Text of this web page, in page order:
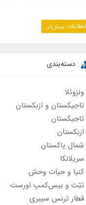
اطلاعات بیش‌تر
دسته‌بندی
ونزوئلا
تاجیکستان و ازبکستان
تاجیکستان
ازبکستان
شمال پاکستان
سریلانکا
کنیا و حیات وحش
تبّت و بیس‌کمپ اورست
قطار ترنس سیبری